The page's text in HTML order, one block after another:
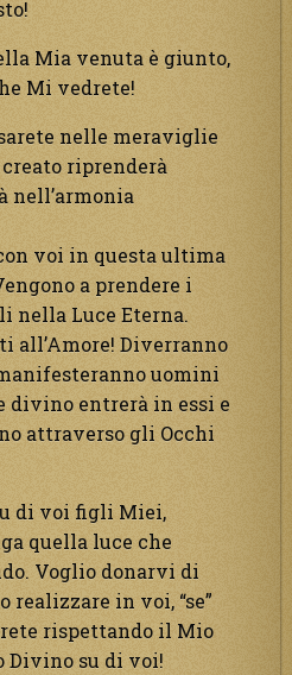
Mia venuta è giunto,
Mi vedrete!
nelle meraviglie
riprenderà
nell’armonia
voi in questa ultima
a prendere i
nella Luce Eterna.
all’Amore! Diverranno
uomini
divino entrerà in essi e
attraverso gli Occhi
di voi figli Miei,
quella luce che
Voglio donarvi di
in voi, “se”
rispettando il Mio
Divino su di voi!